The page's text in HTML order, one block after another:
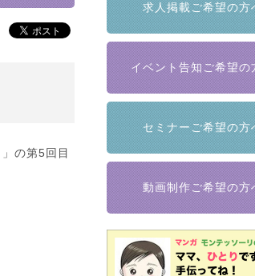
」の第5回目
求人掲載ご希望の方
イベント告知ご希望の
セミナーご希望の方
動画制作ご希望の方